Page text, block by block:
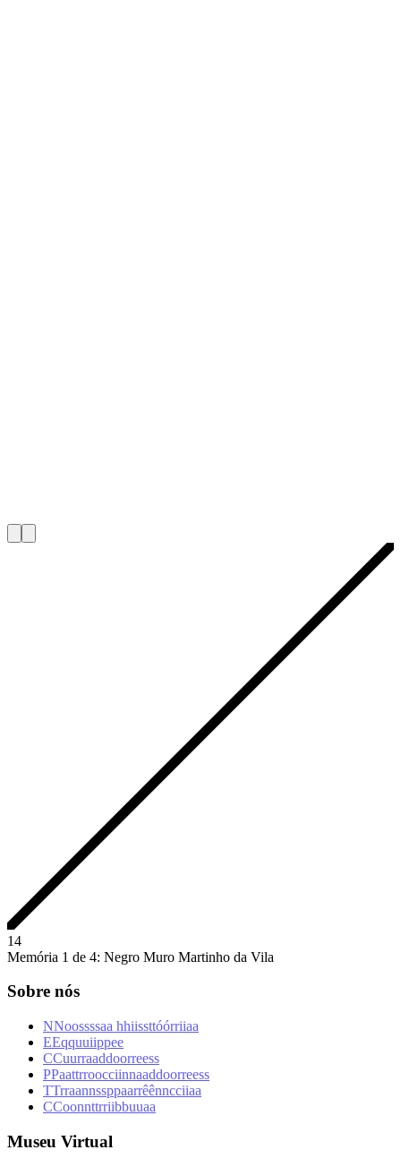
14
Memória 1 de 4: Negro Muro Martinho da Vila
Sobre nós
NNoossssaa hhiissttóórriiaa
EEqquuiippee
CCuurraaddoorreess
PPaattrroocciinnaaddoorreess
TTrraannssppaarrêênncciiaa
CCoonnttrriibbuuaa
Museu Virtual